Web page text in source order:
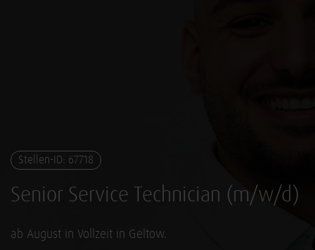
Stellen-ID: 67718
Senior Service Technician (m/w/d)
ab August in Vollzeit in Geltow.